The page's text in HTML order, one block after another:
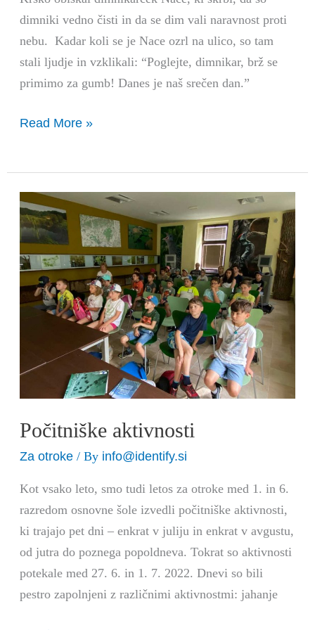
dimniki vedno čisti in da se dim vali naravnost proti
nebu. Kadar koli se je Nace ozrl na ulico, so tam
stali ljudje in vzklikali: “Poglejte, dimnikar, brž se
primimo za gumb! Danes je naš srečen dan.”
Read More »
Počitniške aktivnosti
Za otroke / By info@identify.si
Kot vsako leto, smo tudi letos za otroke med 1. in 6.
razredom osnovne šole izvedli počitniške aktivnosti,
ki trajajo pet dni – enkrat v juliju in enkrat v avgustu,
od jutra do poznega popoldneva. Tokrat so aktivnosti
potekale med 27. 6. in 1. 7. 2022. Dnevi so bili
pestro zapolnjeni z različnimi aktivnostmi: jahanje
Počitniške
aktivnosti